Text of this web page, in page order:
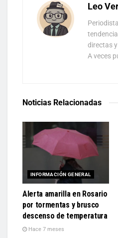
Leo
directas
A veces
Noticias Relacionadas
INFORMACIÓN GENERAL
Alerta amarilla en Rosario
por tormentas y brusco
descenso de temperatura
Hace 7 meses